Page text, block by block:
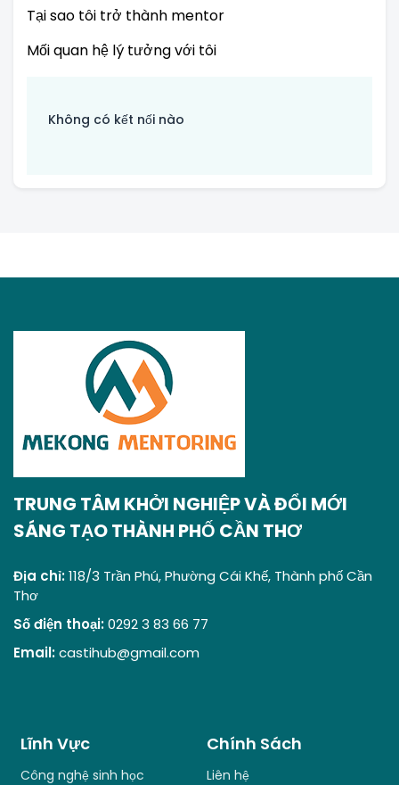
Tại sao tôi trở thành mentor
Mối quan hệ lý tưởng với tôi
Không có kết nối nào
TRUNG TÂM KHỞI NGHIỆP VÀ ĐỔI MỚI
SÁNG TẠO THÀNH PHỐ CẦN THƠ
Địa chỉ:118/3 Trần Phú, Phường Cái Khế, Thành phố Cần
Thơ
Số điện thoại:0292 3 83 66 77
Email:castihub@gmail.com
Lĩnh Vực
Công nghệ sinh học
Chính Sách
Liên hệ